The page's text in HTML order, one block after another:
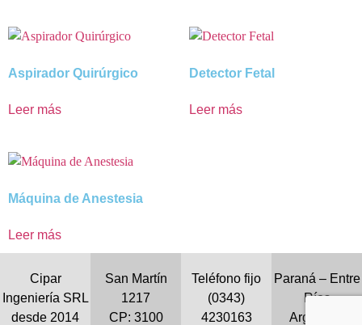
Aspirador Quirúrgico
Leer más
Detector Fetal
Leer más
Máquina de Anestesia
Leer más
Cipar
Ingeniería SRL
desde 2014
San Martín
1217
CP: 3100
Teléfono fijo
(0343)
4230163
Paraná – Entre
Ríos
Argentina